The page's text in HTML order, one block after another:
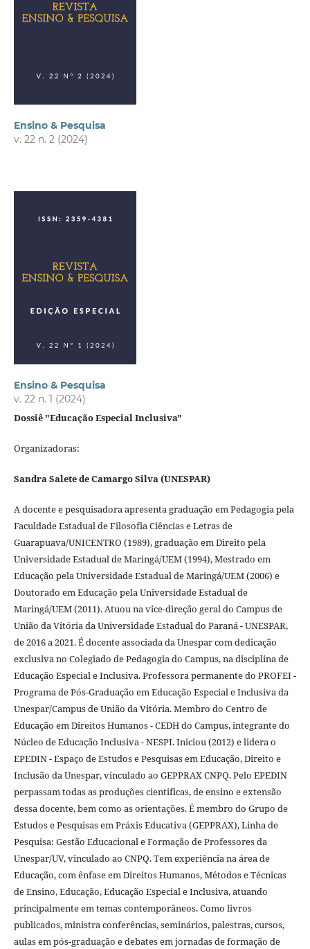
Ensino & Pesquisa
v. 22 n. 2 (2024)
Ensino & Pesquisa
v. 22 n. 1 (2024)
Dossiê "Educação Especial Inclusiva"
Organizadoras:
Sandra Salete de Camargo Silva (UNESPAR)
A docente e pesquisadora apresenta graduação em Pedagogia pela
Faculdade Estadual de Filosofia Ciências e Letras de
Guarapuava/UNICENTRO (1989), graduação em Direito pela
Universidade Estadual de Maringá/UEM (1994), Mestrado em
Educação pela Universidade Estadual de Maringá/UEM (2006) e
Doutorado em Educação pela Universidade Estadual de
Maringá/UEM (2011). Atuou na vice-direção geral do Campus de
União da Vitória da Universidade Estadual do Paraná - UNESPAR,
de 2016 a 2021. É docente associada da Unespar com dedicação
exclusiva no Colegiado de Pedagogia do Campus, na disciplina de
Educação Especial e Inclusiva. Professora permanente do PROFEI -
Programa de Pós-Graduação em Educação Especial e Inclusiva da
Unespar/Campus de União da Vitória. Membro do Centro de
Educação em Direitos Humanos - CEDH do Campus, integrante do
Núcleo de Educação Inclusiva - NESPI. Iniciou (2012) e lidera o
EPEDIN - Espaço de Estudos e Pesquisas em Educação, Direito e
Inclusão da Unespar, vinculado ao GEPPRAX CNPQ. Pelo EPEDIN
perpassam todas as produções cientificas, de ensino e extensão
dessa docente, bem como as orientações. É membro do Grupo de
Estudos e Pesquisas em Práxis Educativa (GEPPRAX), Linha de
Pesquisa: Gestão Educacional e Formação de Professores da
Unespar/UV, vinculado ao CNPQ. Tem experiência na área de
Educação, com ênfase em Direitos Humanos, Métodos e Técnicas
de Ensino, Educação, Educação Especial e Inclusiva, atuando
principalmente em temas contemporâneos. Como livros
publicados, ministra conferências, seminários, palestras, cursos,
aulas em pós-graduação e debates em jornadas de formação de